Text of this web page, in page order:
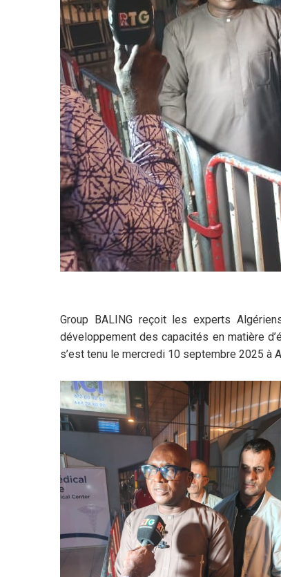
Group BALING reçoit les experts
développement des capacités en matière
s’est tenu le mercredi 10 septembre 2025 à